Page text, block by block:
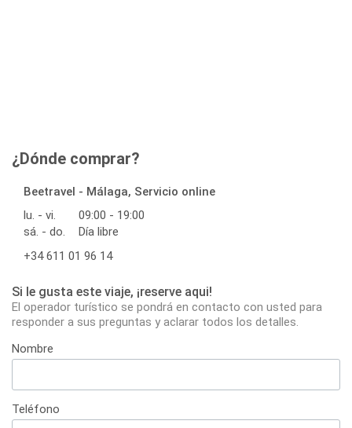
¿Dónde comprar?
Beetravel - Málaga, Servicio online
lu. - vi.
09:00 - 19:00
sá. - do.
Día libre
+34 611 01 96 14
Si le gusta este viaje, ¡reserve aqui!
El operador turístico se pondrá en contacto con usted para
responder a sus preguntas y aclarar todos los detalles.
Nombre
Teléfono